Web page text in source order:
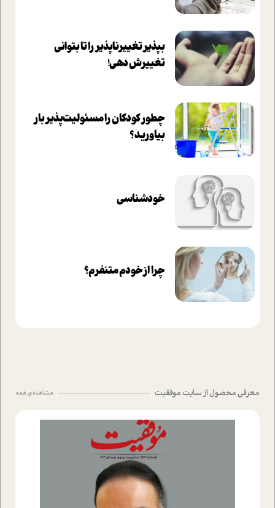
بپذير تغييرناپذير را تا بتواني
تغييرش دهي!‏
چطور کودکان را مسئولیت‌پذیر بار
بیاورید؟
خودشناسی
چرا از خودم متنفرم؟
معرفی محصول از سایت موفقیت مشاهده ی همه